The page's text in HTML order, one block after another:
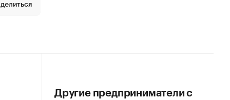
Другие предприниматели с